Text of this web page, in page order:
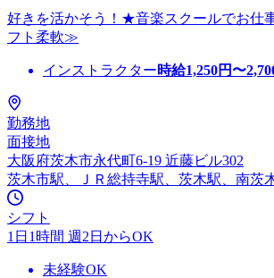
好きを活かそう！★音楽スクールでお仕
フト柔軟≫
インストラクター時給1,250円〜
勤務地
面接地
大阪府茨木市永代町6-19 近藤ビル302
茨木市駅、ＪＲ総持寺駅、茨木駅、南茨
シフト
1日1時間 週2日からOK
未経験OK